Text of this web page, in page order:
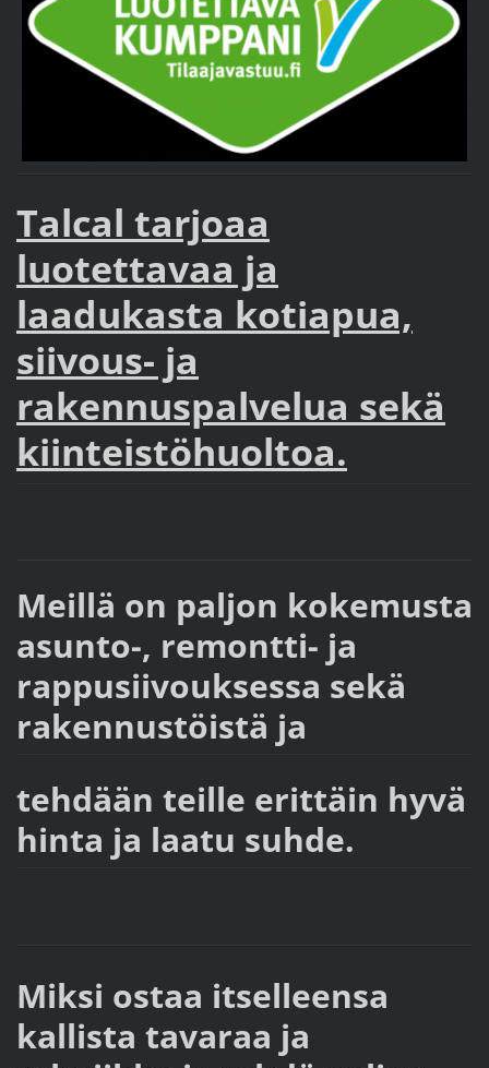
Talcal tarjoaa
luotettavaa ja
laadukasta kotiapua,
siivous- ja
rakennuspalvelua sekä
kiinteistöhuoltoa.
Meillä on paljon kokemusta
asunto-, remontti- ja
rappusiivouksessa sekä
rakennustöistä ja
tehdään teille erittäin hyvä
hinta ja laatu suhde.
Miksi ostaa itselleensa
kallista tavaraa ja